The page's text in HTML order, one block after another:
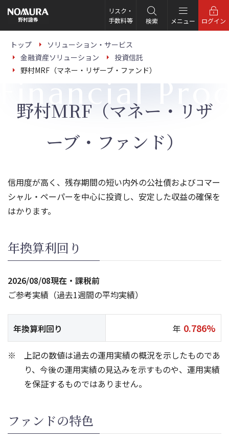
の
ー
リスク・
手数料等
検索 メニュー ログイン
トップ
ソリューション・サービス
金融資産ソリューション
投資信託
野村MRF（マネー・リザーブ・ファンド）
Financial
野村MRF（マネー・リザ
ーブ・ファンド）
信用度が高く、残存期間の短い内外の公社債およびコマー
シャル・ペーパーを中心に投資し、安定した収益の確保を
はかります。
年換算利回り
2026/08/08現在・課税前
ご参考実績（過去1週間の平均実績）
年換算利回り 年 0.786%
上記の数値は過去の運用実績の概況を示したものであ
り、今後の運用実績の見込みを示すものや、運用実績
を保証するものではありません。
ファンドの特色